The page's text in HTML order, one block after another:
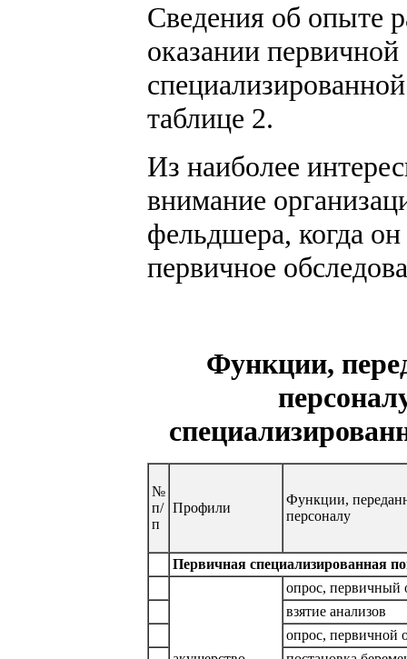
Сведения об
оказании
таблице 2.
Из наиболее
внимание
фельдшера, когда
первичное
Функции,
№
п/
п
Профили
Функции,
персоналу
Первичная специализированная
опрос, первичный
взятие анализов
опрос, первичной